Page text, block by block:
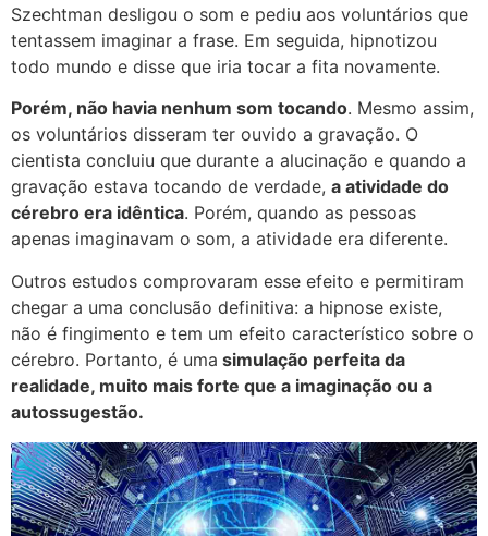
Szechtman desligou o som e pediu aos voluntários que
tentassem imaginar a frase. Em seguida, hipnotizou
todo mundo e disse que iria tocar a fita novamente.
Porém, não havia nenhum som tocando. Mesmo assim,
os voluntários disseram ter ouvido a gravação. O
cientista concluiu que durante a alucinação e quando a
gravação estava tocando de verdade, a atividade do
cérebro era idêntica. Porém, quando as pessoas
apenas imaginavam o som, a atividade era diferente.
Outros estudos comprovaram esse efeito e permitiram
chegar a uma conclusão definitiva: a hipnose existe,
não é fingimento e tem um efeito característico sobre o
cérebro. Portanto, é uma simulação perfeita da
realidade, muito mais forte que a imaginação ou a
autossugestão.